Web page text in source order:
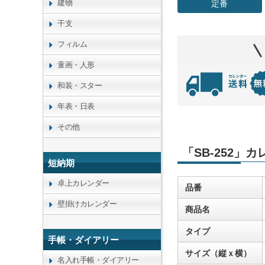
定番
「SB-252」カ
品番
商品名
タイプ
サイズ（縦ｘ横）
建物
干支
フィルム
童画・人形
和装・スター
年表・日表
その他
短納期
卓上カレンダー
壁掛けカレンダー
手帳・ダイアリー
名入れ手帳・ダイアリー